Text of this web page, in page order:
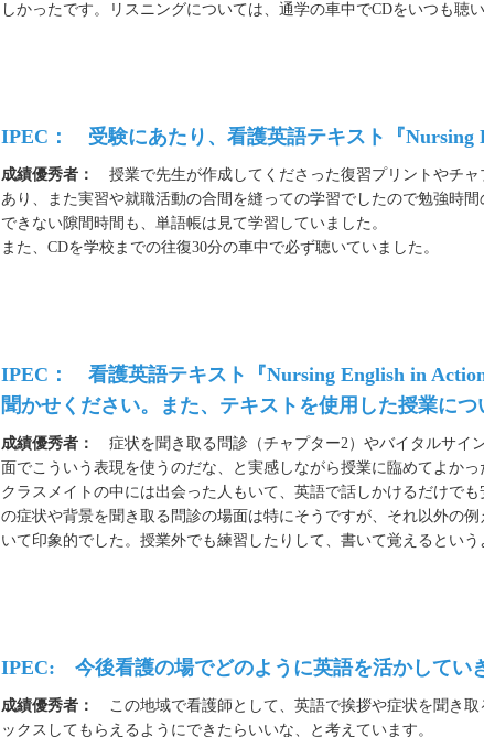
しかったです。リスニングについては、通学の車中でCDをいつも聴
IPEC： 受験にあたり、看護英語テキスト『Nursing
成績優秀者：
授業で先生が作成してくださった復習プリントやチ
あり、また実習や就職活動の合間を縫っての学習でしたので勉強時
できない隙間時間も、単語帳は見て学習していました。
また、CDを学校までの往復30分の車中で必ず聴いていました。
IPEC： 看護英語テキスト『Nursing English in
聞かせください。また、テキストを使用した授業に
成績優秀者：
症状を聞き取る問診（チャプター2）やバイタルサイ
面でこういう表現を使うのだな、と実感しながら授業に臨めてよか
クラスメイトの中には出会った人もいて、英語で話しかけるだけで
の症状や背景を聞き取る問診の場面は特にそうですが、それ以外の
いて印象的でした。授業外でも練習したりして、書いて覚えるとい
IPEC: 今後看護の場でどのように英語を活かしてい
成績優秀者：
この地域で看護師として、英語で挨拶や症状を聞き
ックスしてもらえるようにできたらいいな、と考えています。